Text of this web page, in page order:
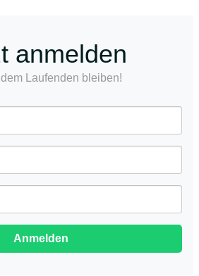
anmelden
Laufenden bleiben!
Anmelden